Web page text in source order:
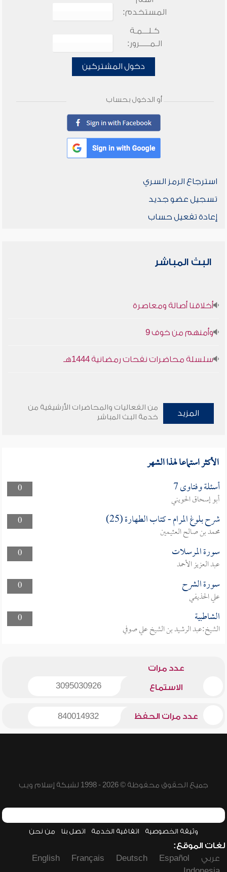
المستخدم:
كـلـــمـة
الـمـــــرور:
دخول المشتركين
أو الدخول بحساب
استرجاع الرمز السري
تسجيل عضو جديد
إعادة تفعيل حساب
البث المباشر
أخلاقنا أصالة ومعاصرة
وأمنهم من خوف 9
سلسلة محاضرات نفحات رمضانية 1444هـ
المزيد
من الفعاليات والمحاضرات الأرشيفية من
خدمة البث المباشر
الأكثر استماعا لهذا الشهر
0 أسئلة وفتاوى 7
أبو إسحاق الحويني
0
شرح بلوغ المرام - كتاب الطهارة (25)
محمد بن صالح العثيمين
0
سورة المرسلات
عبد العزيز الأحمد
0
سورة الشرح
علي الحذيفي
0
الشاطبية
الشيخ:عبد الرشيد بن الشيخ علي صوفي
عدد مرات
الاستماع 3095030926
عدد مرات الحفظ 840014932
جميع الحقوق محفوظة © 2026 - 1998 لشبكة إسلام ويب
وثيقة الخصوصية اتفاقية الخدمة اتصل بنا من نحن
لغات الموقع:
عربي
Español
Deutsch
Français
English